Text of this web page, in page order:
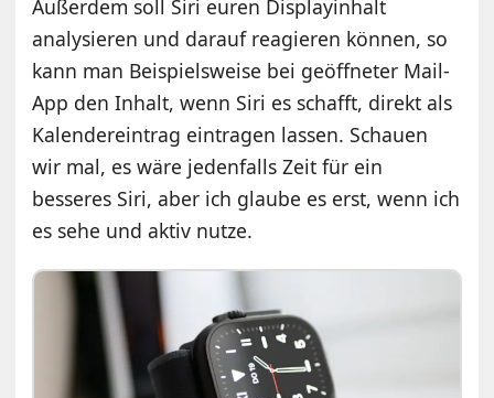
Außerdem soll Siri euren Displayinhalt
analysieren und darauf reagieren können, so
kann man Beispielsweise bei geöffneter Mail-
App den Inhalt, wenn Siri es schafft, direkt als
Kalendereintrag eintragen lassen. Schauen
wir mal, es wäre jedenfalls Zeit für ein
besseres Siri, aber ich glaube es erst, wenn ich
es sehe und aktiv nutze.